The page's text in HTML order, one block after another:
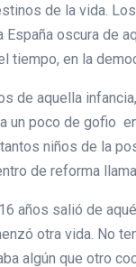
de la vida.
oscura de
en la
aquella
un poco de gofio
niños de la
de reforma
años salió de
otra vida.
algún que otro